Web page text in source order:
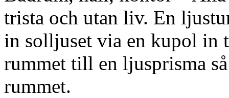
trista och utan liv. En
in solljuset via en kupol in
rummet till en ljusprisma
rummet.